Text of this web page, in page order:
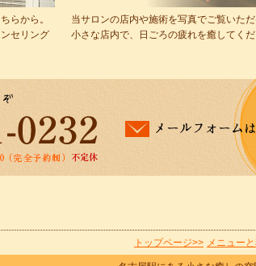
らから。
セリング
当サロンの店内や施術を写真でご覧いただ
小さな店内で、日ごろの疲れを癒してくだ
トップページ>> メニュー